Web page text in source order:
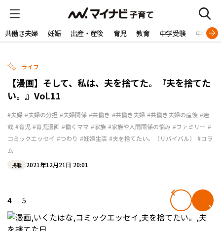
共働き夫婦 妊娠 出産・産後 育児 教育 中学受験 中学生
ライフ
【漫画】そして、私は、夫を捨てた。『夫を捨てた
い。』Vol.11
#夫婦 #夫婦の分担 #夫婦関係 #共働き #共働き夫婦 #共働き夫婦の産後 #連
載 #育児 #育児漫画 #働くママ #家族 #家族や人間関係の悩み #ファミリー #
コミックエッセイ #つわり #妊婦生活 #夫を捨てたい。（リバイバル）
#コラ
ム
掲載 2021年12月21日 20:01
4 5